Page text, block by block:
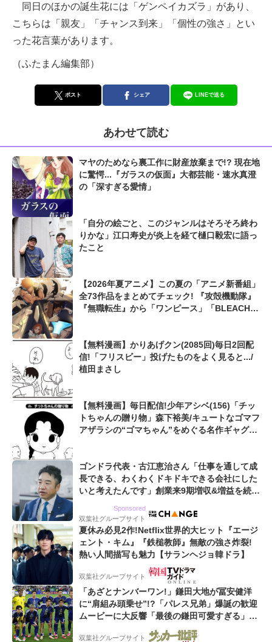
同日のほかの誕生花には「ゲンペイカズラ」があり、
こちらは「親友」「チャンス到来」「個性の強さ」とい
った花言葉があります。
（ふたまん編集部）
ポスト シェア LINEで送る
あわせて読む
マヤのためなら裏工作に財産放棄まで!? 現在地
に驚愕...『ガラスの仮面』大都芸能・速水真澄
の「深すぎる愛情」
「自分の絵ごと、このジャンルはそろそろ終わ
りかな」江口寿史が炎上を経て樋口毅宏に語っ
たこと
【2026年夏アニメ】この夏の「アニメ新番組」
全73作品をまとめてチェック! 『攻殻機動隊』
『無職転生』から「ワンピース」「BLEACH」
【無料漫画】かりあげクン(2085回)毎日2回配
信!「フリスビー」投げたものをよく見ると.../
植田まさし
【無料漫画】毎日配信!少年アシベ(156)「チッ
トちゃんの贈り物」森下裕美/キュートなゴマフ
アザラシの“ゴマちゃん”をめぐる名作ギャグ4
ゴンドラ代表・古江恵治さん「仕事を通して成
長できる、わくわくドキドキできる会社にした
いと考えたんです」創業来9期増収&増益を続け
Sponsored
双葉社グループサイト
夏休み必見2作!Netflix世界的大ヒット『エージ
ェント・キム』『鉄槌教師』無敵の強さ炸裂!
熱い人間描写も魅力【サランヘジョ韓ドラ】
双葉社グループサイト
「あざとナンバーワン!」鎌田大地が冨安健洋
に“肩組み頭乗せ”!?「パレス兄弟」爆誕の歓迎
ムービーに大反響「最後の鎌田可愛すぎる」
「粋にも程がある!」
双葉社グループサイト